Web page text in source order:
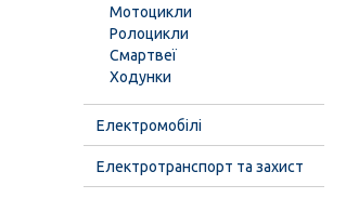
Мотоцикли
Ролоцикли
Смартвеї
Ходунки
Електромобілі
Електротранспорт та захист